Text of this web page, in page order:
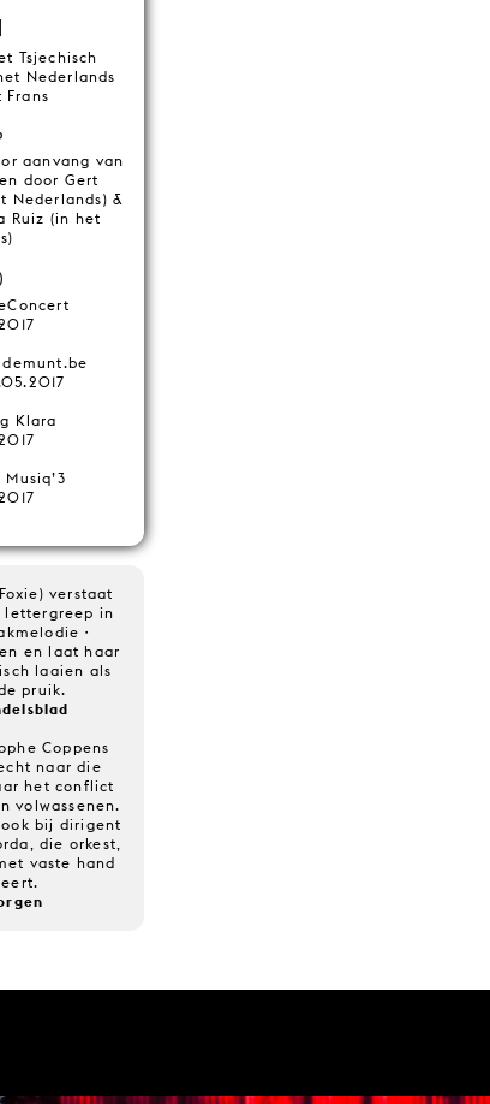
Tsjechisch
Nederlands
aanvang van
door Gert
Nederlands) &
Ruiz (in het
Klara
verstaat
lettergreep in
・
en laat haar
laaien als
pruik.
Coppens
naar die
het conflict
volwassenen.
bij dirigent
die orkest,
vaste hand